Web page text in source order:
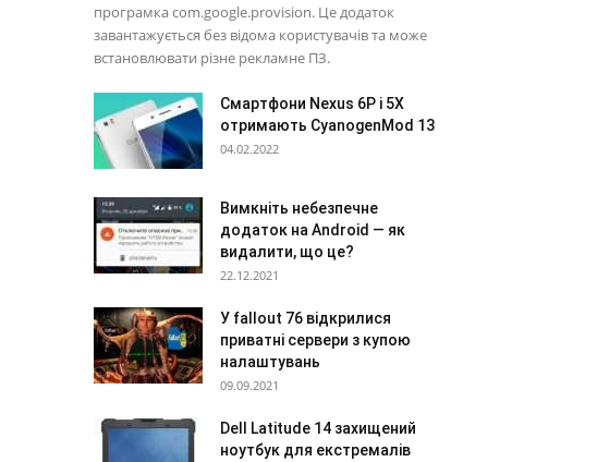
програмка com.google.provision. Це додаток
завантажується без відома користувачів та може
встановлювати різне рекламне ПЗ.
Смартфони Nexus 6P і 5Х
отримають CyanogenMod 13
04.02.2022
Вимкніть небезпечне
додаток на Android — як
видалити, що це?
22.12.2021
У fallout 76 відкрилися
приватні сервери з купою
налаштувань
09.09.2021
Dell Latitude 14 захищений
ноутбук для екстремалів